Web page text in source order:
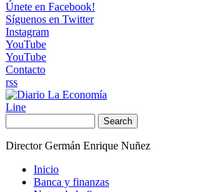
Únete en Facebook!
Síguenos en Twitter
Instagram
YouTube
YouTube
Contacto
rss
Line
Search
Director Germán Enrique Nuñez
Inicio
Banca y finanzas